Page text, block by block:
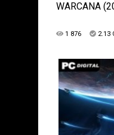
WARCANA
1 876 2.13